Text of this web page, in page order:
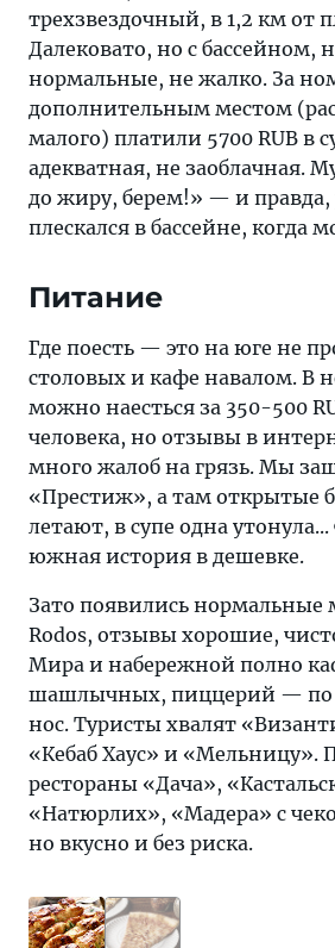
трехзвездочный, в 1,2 км от
Далековато, но с бассейном,
нормальные, не жалко. За
дополнительным местом
малого) платили 5700 RUB в
адекватная, не заоблачная.
до жиру, берем!» — и правда,
плескался в бассейне, когда
Питание
Где поесть — это на юге не
столовых и кафе навалом. В
можно наесться за 350-500
человека, но отзывы в
много жалоб на грязь. Мы
«Престиж», а там открытые
летают, в супе одна
южная история в дешевке.
Зато появились нормальные
Rodos, отзывы хорошие,
Мира и набережной полно
шашлычных, пиццерий — по
нос. Туристы хвалят
«Кебаб Хаус» и «Мельницу».
рестораны «Дача»,
«Натюрлих», «Мадера» с
но вкусно и без риска.